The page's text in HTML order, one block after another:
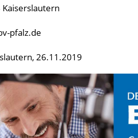
Kaiserslautern
pfalz.de
26.11.2019